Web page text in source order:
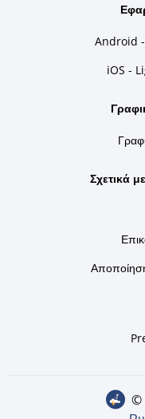
Android
iOS -
Σχετικά
©